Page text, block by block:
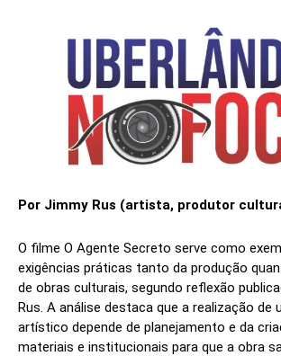
Por Jimmy Rus (artista, produtor
O filme O Agente Secreto serve como
exigências práticas tanto da produção
de obras culturais, segundo reflexão
Rus. A análise destaca que a realização de
artístico depende de planejamento e da
materiais e institucionais para que a obra